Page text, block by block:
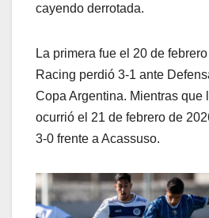
cayendo derrotada.
La primera fue el 20 de
Racing perdió 3-1 ante
Copa Argentina. Mientras que
ocurrió el 21 de febrero de
3-0 frente a Acassuso.